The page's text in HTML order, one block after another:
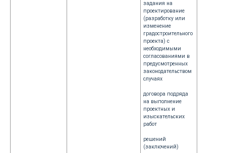
задания на
проектирование
(разработку или
изменение
градостроительного
проекта) с
необходимыми
согласованиями в
предусмотренных
законодательством
случаях
договора подряда
на выполнение
проектных и
изыскательских
работ
решений
(заключений)